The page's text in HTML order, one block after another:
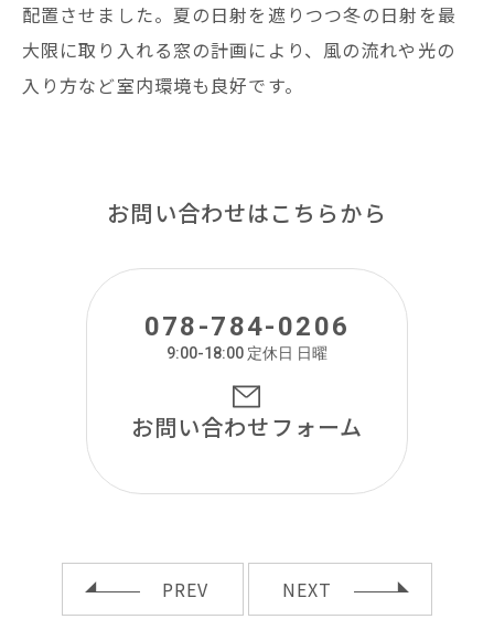
配置させました。夏の日射を遮りつつ冬の日射を最
大限に取り入れる窓の計画により、風の流れや光の
入り方など室内環境も良好です。
お問い合わせはこちらから
078-784-0206
9:00-18:00 定休日 日曜
お問い合わせフォーム
PREV NEXT